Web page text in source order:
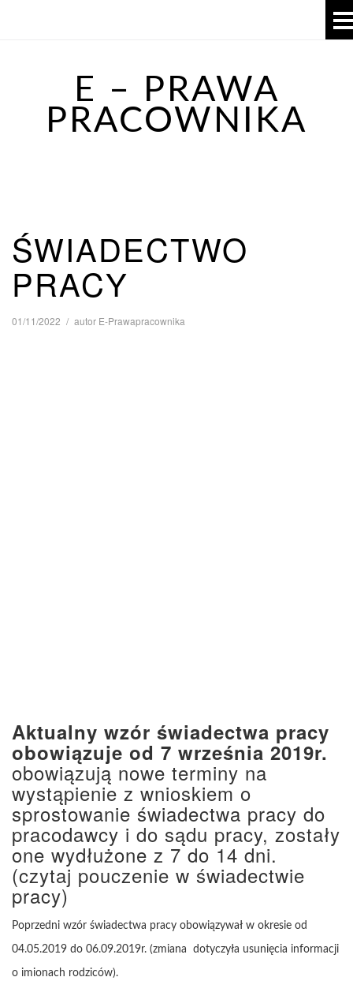
E – PRAWA
PRACOWNIKA
ŚWIADECTWO
PRACY
01/11/2022 autor E-Prawapracownika
Aktualny wzór świadectwa pracy
obowiązuje od 7 września 2019r.
obowiązują nowe terminy na
wystąpienie z wnioskiem o
sprostowanie świadectwa pracy do
pracodawcy i do sądu pracy, zostały
one wydłużone z 7 do 14 dni.
(czytaj pouczenie w świadectwie
pracy)
Poprzedni wzór świadectwa pracy obowiązywał w okresie od
04.05.2019 do 06.09.2019r. (zmiana dotyczyła usunięcia informacji
o imionach rodziców).